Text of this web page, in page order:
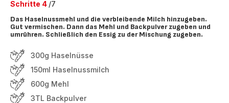
Schritte 4 /7
Das Haselnussmehl und die verbleibende Milch hinzugeben.
Gut vermischen. Dann das Mehl und Backpulver zugeben und
umrühren. Schließlich den Essig zu der Mischung zugeben.
300g Haselnüsse
150ml Haselnussmilch
600g Mehl
3TL Backpulver